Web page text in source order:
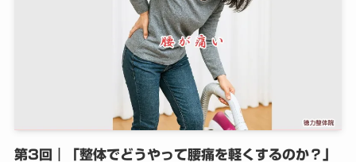
第3回｜「整体でどうやって腰痛を軽くするのか？」